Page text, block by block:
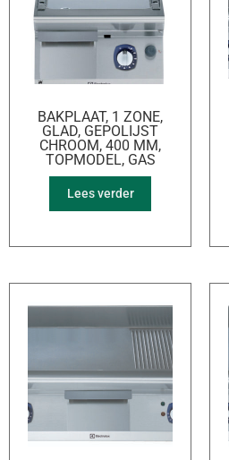
BAKPLAAT, 1 ZONE,
GLAD, GEPOLIJST
CHROOM, 400 MM,
TOPMODEL, GAS
Lees verder